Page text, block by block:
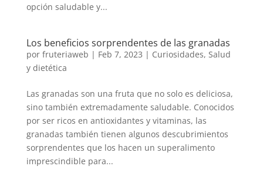
opción saludable y...
Los beneficios sorprendentes de las granadas
por fruteriaweb | Feb 7, 2023 | Curiosidades, Salud
y dietética
Las granadas son una fruta que no solo es deliciosa,
sino también extremadamente saludable. Conocidos
por ser ricos en antioxidantes y vitaminas, las
granadas también tienen algunos descubrimientos
sorprendentes que los hacen un superalimento
imprescindible para...